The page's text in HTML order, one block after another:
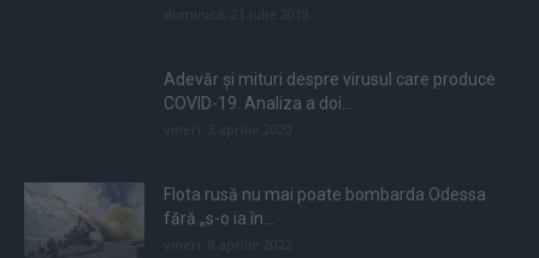
Adevăr și mituri despre virusul care produce
COVID-19. Analiza a doi...
Flota rusă nu mai poate bombarda Odessa
fără „s-o ia în...